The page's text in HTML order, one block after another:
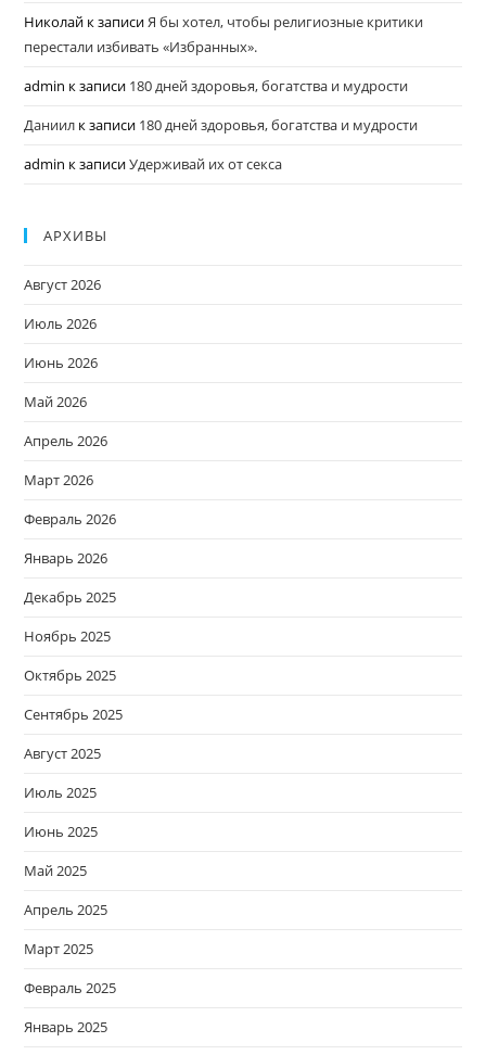
Николай к записиЯ бы хотел, чтобы религиозные критики
перестали избивать «Избранных».
admin к записи 180 дней здоровья, богатства и мудрости
Даниил к записи 180 дней здоровья, богатства и мудрости
admin к записиУдерживай их от секса
АРХИВЫ
Август 2026
Июль 2026
Июнь 2026
Май 2026
Апрель 2026
Март 2026
Февраль 2026
Январь 2026
Декабрь 2025
Ноябрь 2025
Октябрь 2025
Сентябрь 2025
Август 2025
Июль 2025
Июнь 2025
Май 2025
Апрель 2025
Март 2025
Февраль 2025
Январь 2025